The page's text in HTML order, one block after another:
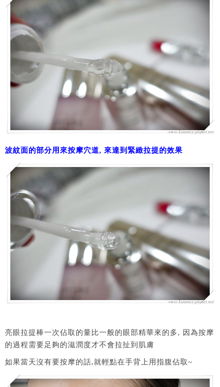
波紋面的部分用來按摩穴道, 來達到緊緻拉提的效果
亮眼拉提棒一次佔取的量比一般的眼部精華來的多, 因為按摩
的過程需要足夠的滋潤度才不會拉扯到肌膚
如果當天沒有要按摩的話,就輕點在手背上用指腹佔取~